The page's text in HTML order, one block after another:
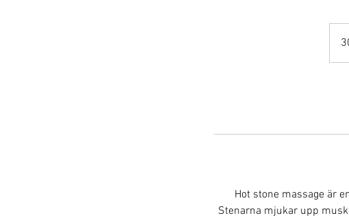
Hot stone massage är
Stenarna mjukar upp